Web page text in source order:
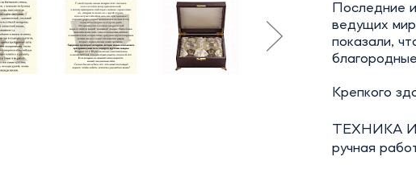
Последние
ведущих
показали,
Крепкого
ТЕХНИКА
ручная